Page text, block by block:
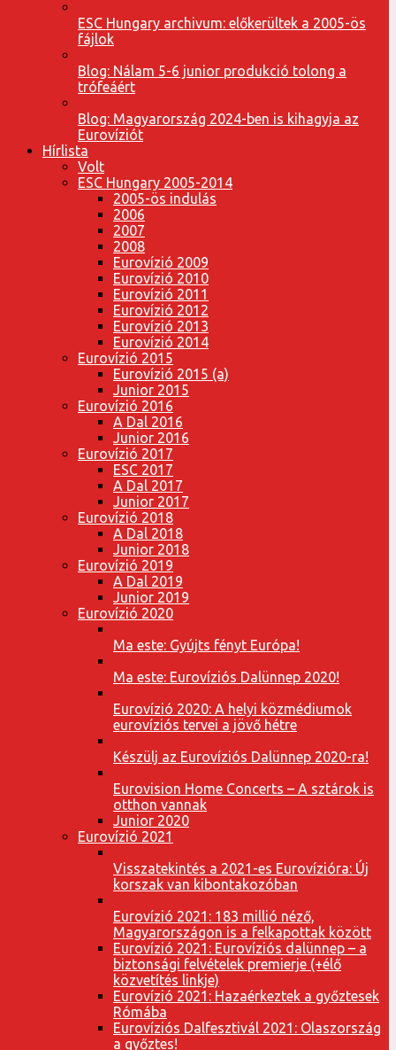
ESC Hungary archivum: előkerültek a 2005-ös
fájlok
Blog: Nálam 5-6 junior produkció tolong a
trófeáért
Blog: Magyarország 2024-ben is kihagyja az
Eurovíziót
Hírlista
Volt
ESC Hungary 2005-2014
2005-ös indulás
2006
2007
2008
Eurovízió 2009
Eurovízió 2010
Eurovízió 2011
Eurovízió 2012
Eurovízió 2013
Eurovízió 2014
Eurovízió 2015
Eurovízió 2015 (a)
Junior 2015
Eurovízió 2016
A Dal 2016
Junior 2016
Eurovízió 2017
ESC 2017
A Dal 2017
Junior 2017
Eurovízió 2018
A Dal 2018
Junior 2018
Eurovízió 2019
A Dal 2019
Junior 2019
Eurovízió 2020
Ma este: Gyújts fényt Európa!
Ma este: Eurovíziós Dalünnep 2020!
Eurovízió 2020: A helyi közmédiumok
eurovíziós tervei a jövő hétre
Készülj az Eurovíziós Dalünnep 2020-ra!
Eurovision Home Concerts – A sztárok is
otthon vannak
Junior 2020
Eurovízió 2021
Visszatekintés a 2021-es Eurovízióra: Új
korszak van kibontakozóban
Eurovízió 2021: 183 millió néző,
Magyarországon is a felkapottak között
Eurovízió 2021: Eurovíziós dalünnep – a
biztonsági felvételek premierje (+élő
közvetítés linkje)
Eurovízió 2021: Hazaérkeztek a győztesek
Rómába
Eurovíziós Dalfesztivál 2021: Olaszország
a győztes!